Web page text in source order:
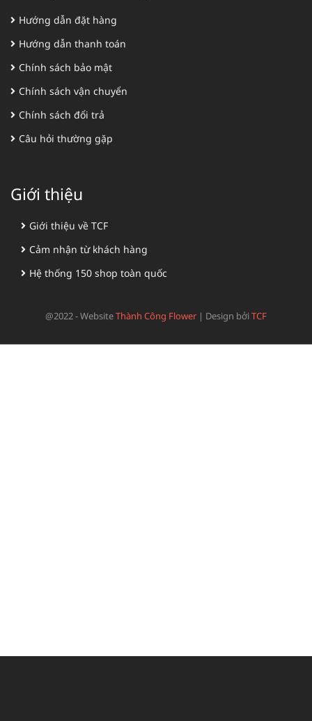
Hướng dẫn đặt hàng
Hướng dẫn thanh toán
Chính sách bảo mật
Chính sách vận chuyển
Chính sách đổi trả
Câu hỏi thường gặp
Giới thiệu
Giới thiệu về TCF
Cảm nhận từ khách hàng
Hệ thống 150 shop toàn quốc
@2022 - WebsiteThành Công Flower | Design bởiTCF